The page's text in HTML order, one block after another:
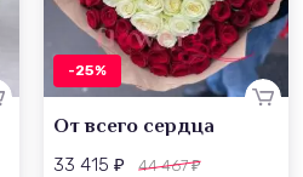
-25%
От всего сердца
33 415 ₽ 44 467₽